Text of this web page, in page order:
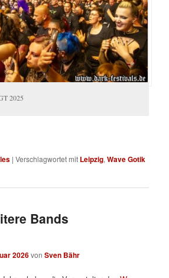
2025
|Verschlagwortet mit Leipzig,Wave Gotik
Bands
2026vonSven Bähr